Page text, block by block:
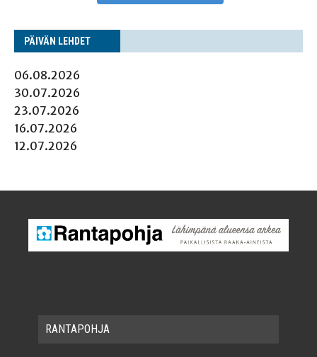
PÄI­VÄN LEHDET
06.08.2026
30.07.2026
23.07.2026
16.07.2026
12.07.2026
RAN­TA­POH­JA